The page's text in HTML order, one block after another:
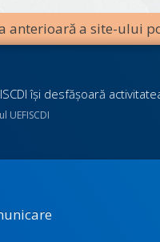
anterioară a site-ului
îşi desfăşoară